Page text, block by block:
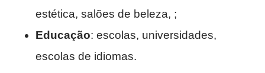
estética, salões de beleza, ;
Educação: escolas, universidades,
escolas de idiomas.